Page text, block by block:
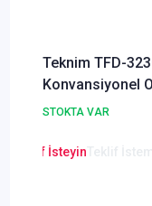
Teknim TFD-
Konvansiyonel
Duman
STOKTA VAR
Teklif İsteyin Teklif